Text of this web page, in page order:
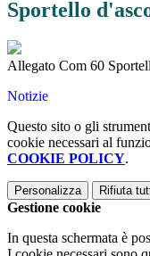
Sportello
Allegato Com 60
Notizie
Questo sito o gli
cookie necessari al
COOKIE POLICY.
Personalizza Rifiuta
Gestione cookie
In questa schermata è